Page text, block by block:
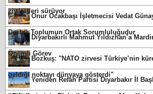
ziyaretleri sürüyor
Onur Ocakbaşı İşletmecisi Vedat
Destek Toplumun Ortak Sorumluluğudur
Diyarbakırlı Mahmut Yıldızhan’a
Önemli Görev
Bozkuş: "NATO zirvesi Türkiye’nin
geldiği noktayı dünyaya gösterdi"
Yeniden Refah Partisi Diyarbakır İl